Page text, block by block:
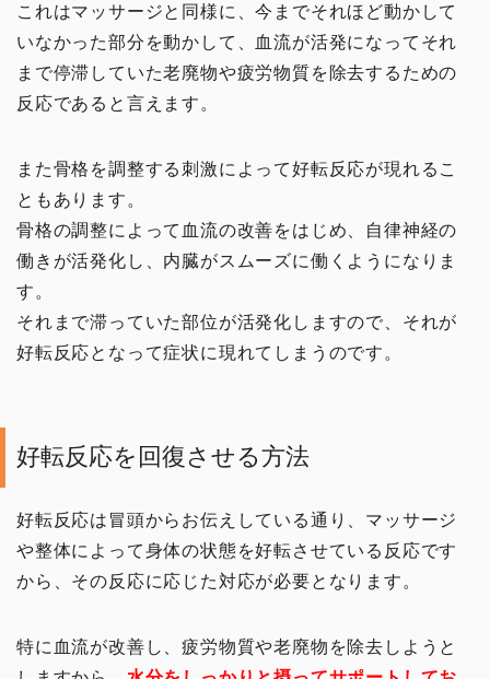
これはマッサージと同様に、今までそれほど動かして
いなかった部分を動かして、血流が活発になってそれ
まで停滞していた老廃物や疲労物質を除去するための
反応であると言えます。
また骨格を調整する刺激によって好転反応が現れるこ
ともあります。
骨格の調整によって血流の改善をはじめ、自律神経の
働きが活発化し、内臓がスムーズに働くようになりま
す。
それまで滞っていた部位が活発化しますので、それが
好転反応となって症状に現れてしまうのです。
好転反応を回復させる方法
好転反応は冒頭からお伝えしている通り、マッサージ
や整体によって身体の状態を好転させている反応です
から、その反応に応じた対応が必要となります。
特に血流が改善し、疲労物質や老廃物を除去しようと
DVDショップ